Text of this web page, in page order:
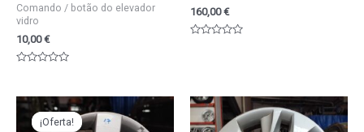
Comando / botão do elevador
vidro
10,00€
de
160,00€
¡Oferta!
¡Oferta!